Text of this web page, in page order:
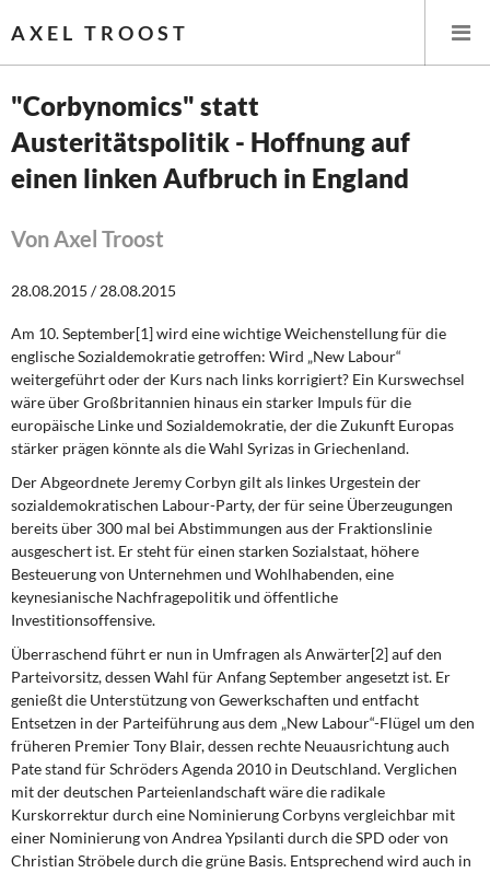
AXEL TROOST
Startseite
Leitlinien linker Wirtschafts- und Finanzpolitik
Wirtschaftspolitik
Steuer- und Finanzpolitik
Öffentliche Infrastruktur und Daseinsvorsorge
Eurokrise und Griechenland
DIE LINKE
Weitere Themen
Memo-Gruppe
Institut Solidarische Moderne
Rosa-Luxemburg-Stiftung
Über mich
Kontakt
"Corbynomics" statt
Austeritätspolitik - Hoffnung auf
einen linken Aufbruch in England
Von Axel Troost
28.08.2015 / 28.08.2015
Am 10. September[1] wird eine wichtige Weichenstellung für die
englische Sozialdemokratie getroffen: Wird „New Labour“
weitergeführt oder der Kurs nach links korrigiert? Ein Kurswechsel
wäre über Großbritannien hinaus ein starker Impuls für die
europäische Linke und Sozialdemokratie, der die Zukunft Europas
stärker prägen könnte als die Wahl Syrizas in Griechenland.
Der Abgeordnete Jeremy Corbyn gilt als linkes Urgestein der
sozialdemokratischen Labour-Party, der für seine Überzeugungen
bereits über 300 mal bei Abstimmungen aus der Fraktionslinie
ausgeschert ist. Er steht für einen starken Sozialstaat, höhere
Besteuerung von Unternehmen und Wohlhabenden, eine
keynesianische Nachfragepolitik und öffentliche
Investitionsoffensive.
Überraschend führt er nun in Umfragen als Anwärter[2] auf den
Parteivorsitz, dessen Wahl für Anfang September angesetzt ist. Er
genießt die Unterstützung von Gewerkschaften und entfacht
Entsetzen in der Parteiführung aus dem „New Labour“-Flügel um den
früheren Premier Tony Blair, dessen rechte Neuausrichtung auch
Pate stand für Schröders Agenda 2010 in Deutschland. Verglichen
mit der deutschen Parteienlandschaft wäre die radikale
Kurskorrektur durch eine Nominierung Corbyns vergleichbar mit
einer Nominierung von Andrea Ypsilanti durch die SPD oder von
Christian Ströbele durch die grüne Basis. Entsprechend wird auch in